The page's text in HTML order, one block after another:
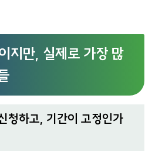
지만, 실제로 가장 많
청하고, 기간이 고정인가